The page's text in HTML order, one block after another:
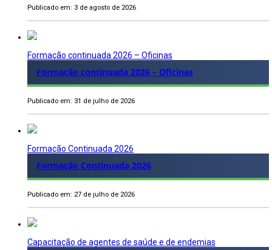
Publicado em: 3 de agosto de 2026
Formação continuada 2026 – Oficinas
Formação continuada 2026 – Oficinas
Publicado em: 31 de julho de 2026
Formação Continuada 2026
Formação Continuada 2026
Publicado em: 27 de julho de 2026
Capacitação de agentes de saúde e de endemias